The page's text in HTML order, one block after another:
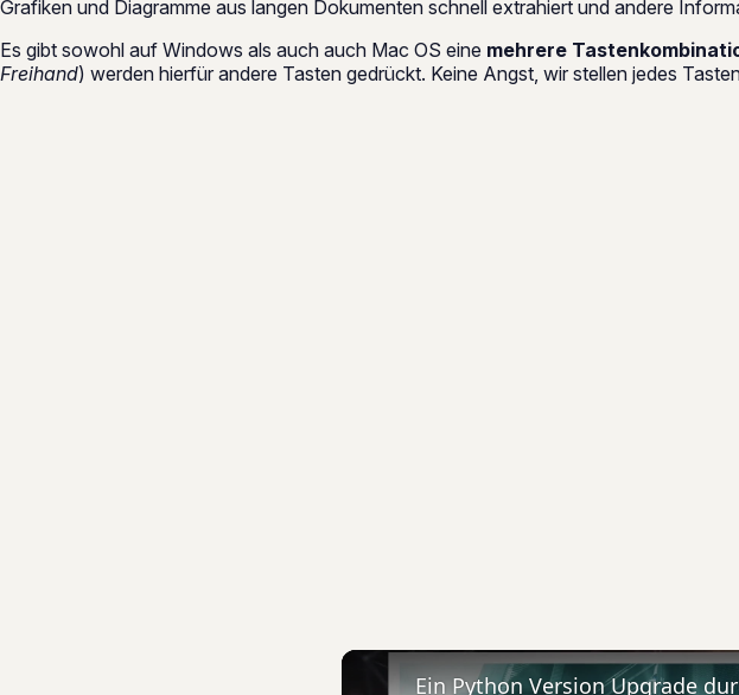
Grafiken und Diagramme aus langen Dokumenten schnell extrahiert und andere
Es gibt sowohl auf Windows als auch auch Mac OS eine mehrere
Freihand) werden hierfür andere Tasten gedrückt. Keine Angst, wir stellen jedes
Ein Python Version Upgrade